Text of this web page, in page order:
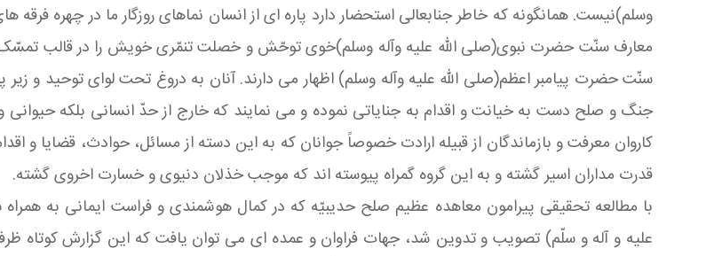
وسلم)نیست. همانگونه که خاطر جنابعالى استحضار دارد پاره اى از انسان نماهاى روزگار ما در چهره
معارف سنّت حضرت نبوی(صلی الله علیه وآله وسلم)خوى توحّش و خصلت تنمّرى خویش را در قالب تمسّک
سنّت حضرت پیامبر اعظم(صلی الله علیه وآله وسلم) اظهار مى دارند. آنان به دروغ تحت لواى توحید و زیر
جنگ و صلح دست به خیانت و اقدام به جنایاتى نموده و مى نمایند که خارج از حدّ انسانی بلکه
کاروان معرفت و بازماندگان از قبیله ارادت خصوصاً جوانان که به این دسته از مسائل، حوادث، قضایا و
قدرت مداران اسیر گشته و به این گروه گمراه پیوسته اند که موجب خذلان دنیوى و خسارت اخروى گشته.
با مطالعه تحقیقى پیرامون معاهده عظیم صلح حدیبیّه که در کمال هوشمندی و فراست ایمانى به
علیه و آله و سلّم) تصویب و تدوین شد، جهات فراوان و عمده اى مى توان یافت که این گزارش کوتاه